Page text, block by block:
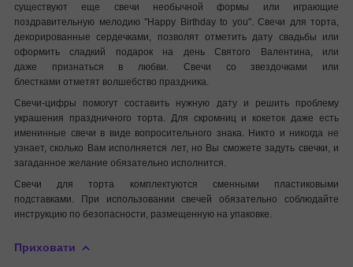
существуют еще свечи необычной формы или играющие
поздравительную мелодию "Happy Birthday to you". Свечи для торта,
декорированные сердечками, позволят отметить дату свадьбы или
оформить сладкий подарок на день Святого Валентина, или
даже признаться в любви. Свечи со звездочками или
блестками отметят волшебство праздника.
Свечи-цифры помогут составить нужную дату и решить проблему
украшения праздничного торта. Для скромниц и кокеток даже есть
именинные свечи в виде вопросительного знака. Никто и никогда не
узнает, сколько Вам исполняется лет, но Вы сможете задуть свечки, и
загаданное желание обязательно исполнится.
Свечи для торта комплектуются сменными пластиковыми
подставками. При использовании свечей обязательно соблюдайте
инструкцию по безопасности, размещенную на упаковке.
Приховати